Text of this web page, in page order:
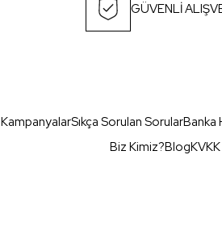
GÜVENLİ
KampanyalarSıkça Sorulan SorularBanka
Biz Kimiz?Blog